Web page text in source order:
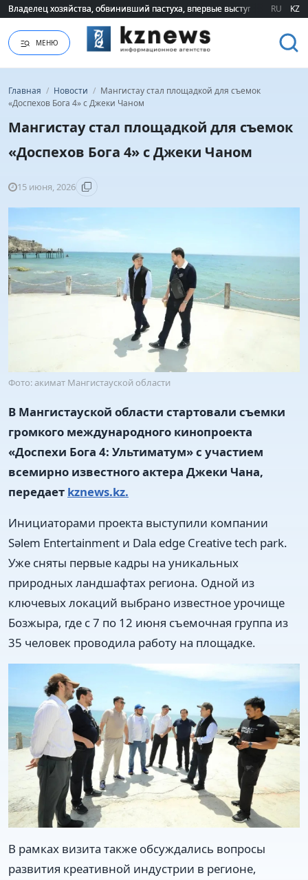
Владелец хозяйства, обвинивший пастуха, впервые выступил
Владелец хозяйства, обвинивший пастуха, впервые выступил RU KZ
МЕНЮ
Главная / Новости / Мангистау стал площадкой для съемок
«Доспехов Бога 4» с Джеки Чаном
Мангистау стал площадкой для съемок
«Доспехов Бога 4» с Джеки Чаном
15 июня, 2026
Фото: акимат Мангистауской области
В Мангистауской области стартовали съемки
громкого международного кинопроекта
«Доспехи Бога 4: Ультиматум» с участием
всемирно известного актера Джеки Чана,
передает kznews.kz.
Инициаторами проекта выступили компании
Sәlem Entertainment и Dala edge Creative tech park.
Уже сняты первые кадры на уникальных
природных ландшафтах региона. Одной из
ключевых локаций выбрано известное урочище
Бозжыра, где с 7 по 12 июня съемочная группа из
35 человек проводила работу на площадке.
В рамках визита также обсуждались вопросы
развития креативной индустрии в регионе,